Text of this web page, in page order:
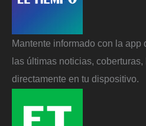
Mantente informado con la app
las últimas noticias,
directamente en tu dispositivo.